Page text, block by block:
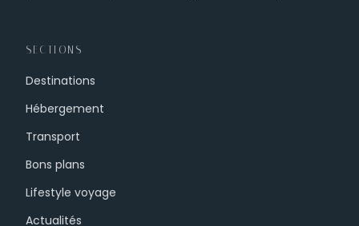
SECTIONS
Destinations
Hébergement
Transport
Bons plans
Lifestyle voyage
Actualités